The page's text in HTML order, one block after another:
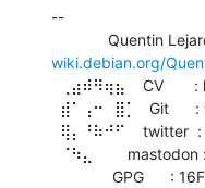
--
wiki.debian.org/